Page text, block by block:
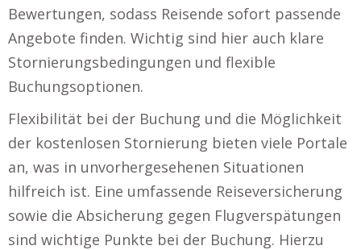
Bewertungen, sodass Reisende sofort passende
Angebote finden. Wichtig sind hier auch klare
Stornierungsbedingungen und flexible
Buchungsoptionen.
Flexibilität bei der Buchung und die Möglichkeit
der kostenlosen Stornierung bieten viele Portale
an, was in unvorhergesehenen Situationen
hilfreich ist. Eine umfassende Reiseversicherung
sowie die Absicherung gegen Flugverspätungen
sind wichtige Punkte bei der Buchung. Hierzu